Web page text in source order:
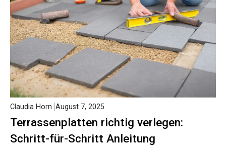
Terrassenplatten richtig verlegen:
Schritt-für-Schritt Anleitung
Claudia Horn August 7, 2025